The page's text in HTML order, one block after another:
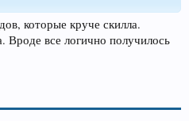
которые круче скилла.
Вроде все логично получилось